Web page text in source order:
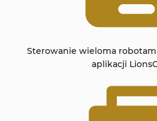
Sterowanie wieloma
aplikacji